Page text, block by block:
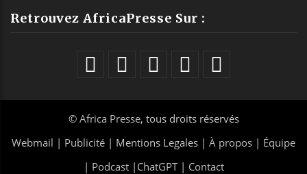
Retrouvez AfricaPresse Sur :
© Africa Presse, tous droits réservés
Webmail | Publicité | Mentions Legales | À propos | Équipe
| Podcast| ChatGPT| Contact